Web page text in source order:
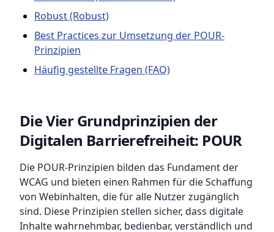
Robust (Robust)
Best Practices zur Umsetzung der POUR-
Prinzipien
Häufig gestellte Fragen (FAQ)
Die Vier Grundprinzipien der
Digitalen Barrierefreiheit: POUR
Die POUR-Prinzipien bilden das Fundament der
WCAG und bieten einen Rahmen für die Schaffung
von Webinhalten, die für alle Nutzer zugänglich
sind. Diese Prinzipien stellen sicher, dass digitale
Inhalte wahrnehmbar, bedienbar, verständlich und